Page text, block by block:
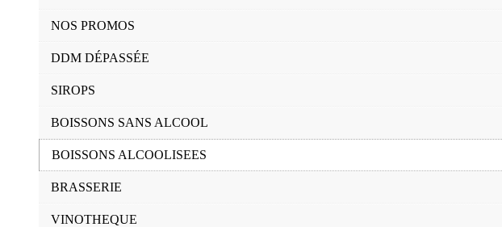
NOS PROMOS
DDM DÉPASSÉE
SIROPS
BOISSONS SANS ALCOOL
BOISSONS ALCOOLISEES
BRASSERIE
VINOTHEQUE